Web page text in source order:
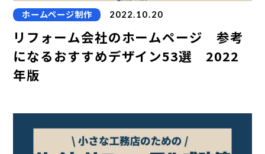
ホームページ制作 2022.10.20
リフォーム会社のホームページ 参考
になるおすすめデザイン53選 2022
年版